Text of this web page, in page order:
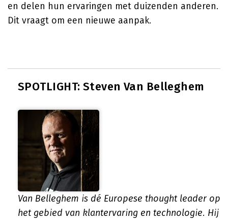
en delen hun ervaringen met duizenden anderen.
Dit vraagt om een nieuwe aanpak.
SPOTLIGHT: Steven Van Belleghem
Van Belleghem is dé Europese thought leader op
het gebied van klantervaring en technologie. Hij